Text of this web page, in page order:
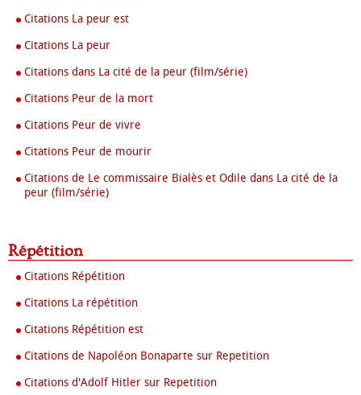
Citations La peur est
Citations La peur
Citations dans La cité de la peur (film/série)
Citations Peur de la mort
Citations Peur de vivre
Citations Peur de mourir
Citations de Le commissaire Bialès et Odile dans La cité de la
peur (film/série)
Répétition
Citations Répétition
Citations La répétition
Citations Répétition est
Citations de Napoléon Bonaparte sur Repetition
Citations d'Adolf Hitler sur Repetition